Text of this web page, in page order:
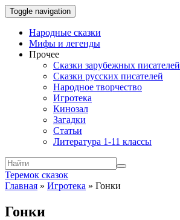
Toggle navigation
Народные сказки
Мифы и легенды
Прочее
Сказки зарубежных писателей
Сказки русских писателей
Народное творчество
Игротека
Кинозал
Загадки
Статьи
Литература 1-11 классы
Теремок сказок
Главная » Игротека » Гонки
Гонки